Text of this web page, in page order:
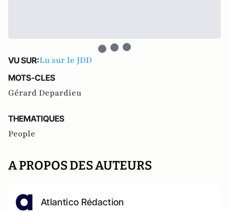
VU SUR:Lu sur le JDD
MOTS-CLES
Gérard Depardieu
THEMATIQUES
People
A PROPOS DES AUTEURS
Atlantico Rédaction